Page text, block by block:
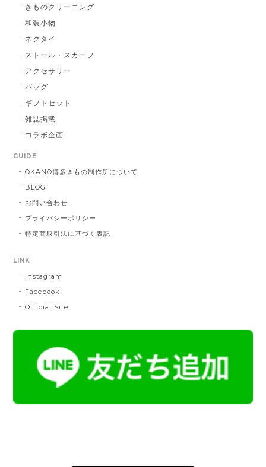
2025/05/26
2024/11/30
帯締 二分紐：鼡
NN：鼡
ださり、対応の早さにも感謝です。 素敵なお品をあり
きものクリーニング
和装小物
ネクタイ
ストール・スカーフ
アクセサリー
バッグ
ギフトセット
雑誌掲載
コラボ企画
GUIDE
OKANO博多きもの制作所について
BLOG
お問い合わせ
プライバシーポリシー
特定商取引法に基づく表記
LINK
Instagram
Facebook
Official Site